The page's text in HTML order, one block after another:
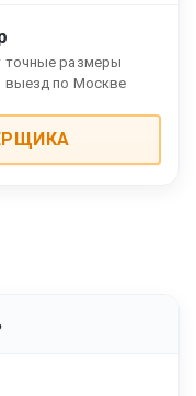
точные размеры
выезд по Москве